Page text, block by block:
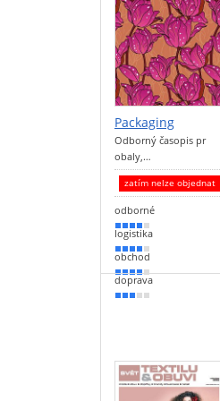
Packaging
Odborný časopis pr
obaly,…
zatím nelze objednat
odborné
80 %
logistika
70 %
obchod
70 %
doprava
50 %